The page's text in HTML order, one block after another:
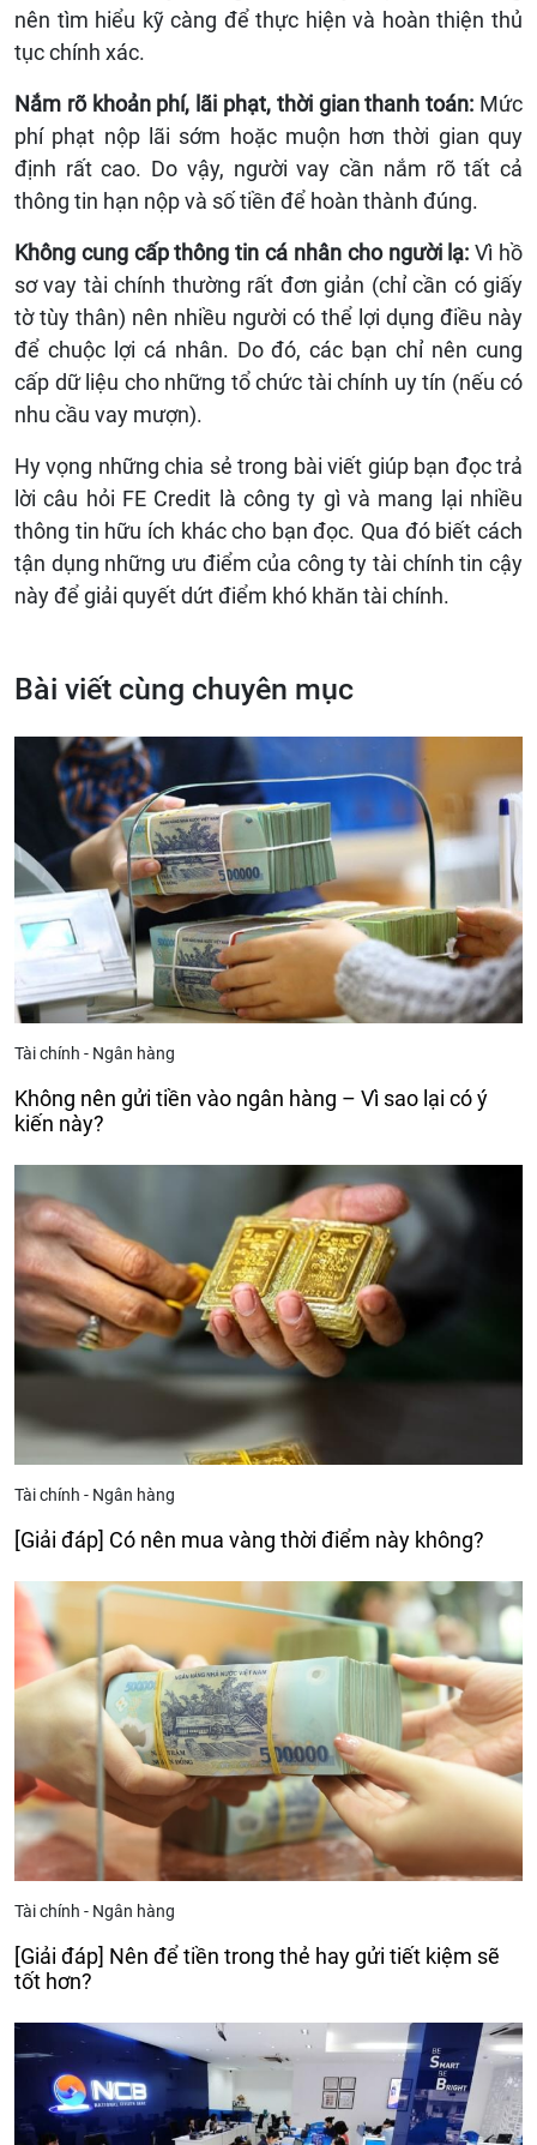
nên tìm hiểu kỹ càng để thực hiện và hoàn thiện thủ
tục chính xác.
Nắm rõ khoản phí, lãi phạt, thời gian thanh toán: Mức
phí phạt nộp lãi sớm hoặc muộn hơn thời gian quy
định rất cao. Do vậy, người vay cần nắm rõ tất cả
thông tin hạn nộp và số tiền để hoàn thành đúng.
Không cung cấp thông tin cá nhân cho người lạ:Vì hồ
sơ vay tài chính thường rất đơn giản (chỉ cần có giấy
tờ tùy thân) nên nhiều người có thể lợi dụng điều này
để chuộc lợi cá nhân. Do đó, các bạn chỉ nên cung
cấp dữ liệu cho những tổ chức tài chính uy tín (nếu có
nhu cầu vay mượn).
Hy vọng những chia sẻ trong bài viết giúp bạn đọc trả
lời câu hỏi FE Credit là công ty gì và mang lại nhiều
thông tin hữu ích khác cho bạn đọc. Qua đó biết cách
tận dụng những ưu điểm của công ty tài chính tin cậy
này để giải quyết dứt điểm khó khăn tài chính.
Bài viết cùng chuyên mục
Tài chính - Ngân hàng
Không nên gửi tiền vào ngân hàng – Vì sao lại có ý
kiến này?
Tài chính - Ngân hàng
[Giải đáp] Có nên mua vàng thời điểm này không?
Tài chính - Ngân hàng
[Giải đáp] Nên để tiền trong thẻ hay gửi tiết kiệm sẽ
tốt hơn?